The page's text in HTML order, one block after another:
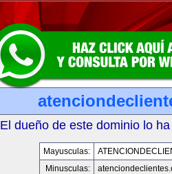
El dueño de este dominio lo
Mayusculas:
Minusculas: